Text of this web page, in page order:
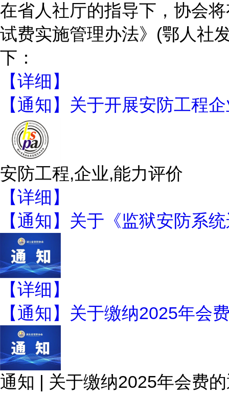
在省人社厅的指导下，协会
试费实施管理办法》(鄂人社
下：
【详细】
【通知】关于开展安防工程
安防工程,企业,能力评价
【详细】
【通知】关于《监狱安防系
【详细】
【通知】关于缴纳2025年会
通知 | 关于缴纳2025年会费